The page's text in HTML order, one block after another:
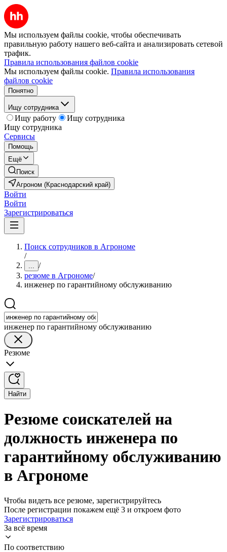
Мы используем файлы cookie, чтобы обеспечивать
правильную работу нашего веб-сайта и анализировать сетевой
трафик.
Правила использования файлов cookie
Мы используем файлы cookie. Правила использования
файлов cookie
Понятно
Ищу сотрудника
Ищу работу
Ищу сотрудника
Ищу сотрудника
Сервисы
Помощь
Ещё
Поиск
Агроном (Краснодарский край)
Войти
Войти
Зарегистрироваться
Поиск сотрудников в Агрономе
/
... /
резюме в Агрономе/
инженер по гарантийному обслуживанию
инженер по гарантийному обслуживанию
Резюме
Найти
Резюме соискателей на
должность инженера по
гарантийному обслуживанию
в Агрономе
Чтобы видеть все резюме, зарегистрируйтесь
После регистрации покажем ещё 3 и откроем фото
Зарегистрироваться
За всё время
По соответствию